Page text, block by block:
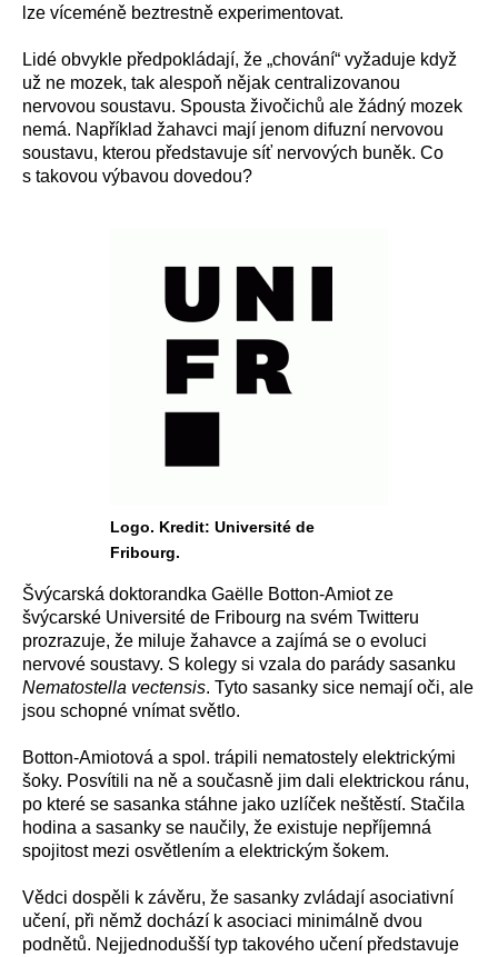
lze víceméně beztrestně experimentovat.
Lidé obvykle předpokládají, že „chování“ vyžaduje když
už ne mozek, tak alespoň nějak centralizovanou
nervovou soustavu. Spousta živočichů ale žádný mozek
nemá. Například žahavci mají jenom difuzní nervovou
soustavu, kterou představuje síť nervových buněk. Co
s takovou výbavou dovedou?
Logo. Kredit: Université de
Fribourg.
Švýcarská doktorandka Gaëlle Botton-Amiot ze
švýcarské Université de Fribourg na svém Twitteru
prozrazuje, že miluje žahavce a zajímá se o evoluci
nervové soustavy. S kolegy si vzala do parády sasanku
Nematostella vectensis. Tyto sasanky sice nemají oči, ale
jsou schopné vnímat světlo.
Botton-Amiotová a spol. trápili nematostely elektrickými
šoky. Posvítili na ně a současně jim dali elektrickou ránu,
po které se sasanka stáhne jako uzlíček neštěstí. Stačila
hodina a sasanky se naučily, že existuje nepříjemná
spojitost mezi osvětlením a elektrickým šokem.
Vědci dospěli k závěru, že sasanky zvládají asociativní
učení, při němž dochází k asociaci minimálně dvou
podnětů. Nejjednodušší typ takového učení představuje